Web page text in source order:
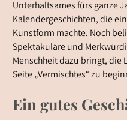
Unterhaltsames fürs ganze
Kalendergeschichten, die
Kunstform machte. Noch
Spektakuläre und
Menschheit dazu bringt, die
Seite „Vermischtes“ zu
Ein gutes